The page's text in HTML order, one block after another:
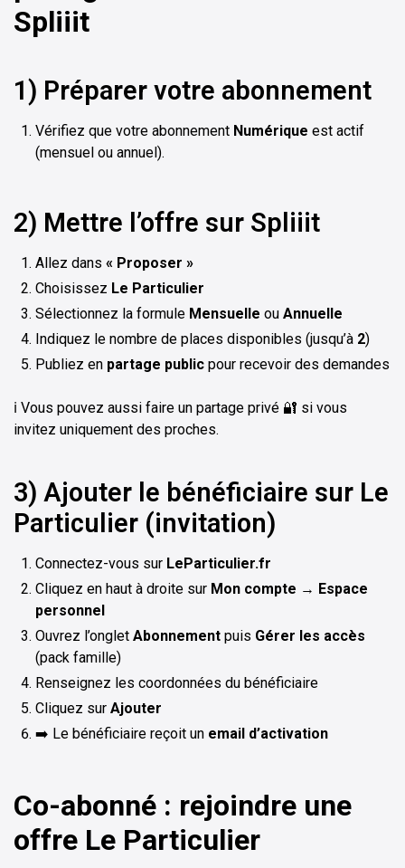
Spliiit
1) Préparer votre abonnement
Vérifiez que votre abonnement Numérique est actif
(mensuel ou annuel).
2) Mettre l’offre sur Spliiit
Allez dans « Proposer »
Choisissez Le Particulier
Sélectionnez la formule Mensuelle ou Annuelle
Indiquez le nombre de places disponibles (jusqu’à 2)
Publiez en partage public pour recevoir des demandes
ℹ️ Vous pouvez aussi faire un partage privé 🔐 si vous
invitez uniquement des proches.
3) Ajouter le bénéficiaire sur Le
Particulier (invitation)
Connectez-vous sur LeParticulier.fr
Cliquez en haut à droite sur Mon compte → Espace
personnel
Ouvrez l’onglet Abonnement puis Gérer les accès
(pack famille)
Renseignez les coordonnées du bénéficiaire
Cliquez sur Ajouter
➡️ Le bénéficiaire reçoit un email d’activation
Co-abonné : rejoindre une
offre Le Particulier